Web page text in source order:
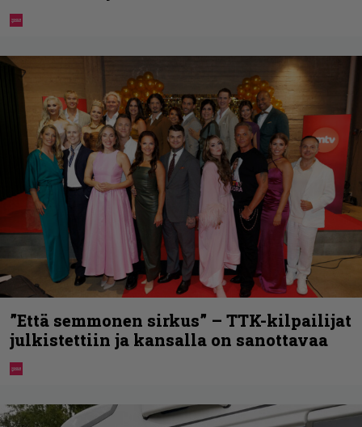
”Että semmonen sirkus” – TTK-kilpailijat
julkistettiin ja kansalla on sanottavaa